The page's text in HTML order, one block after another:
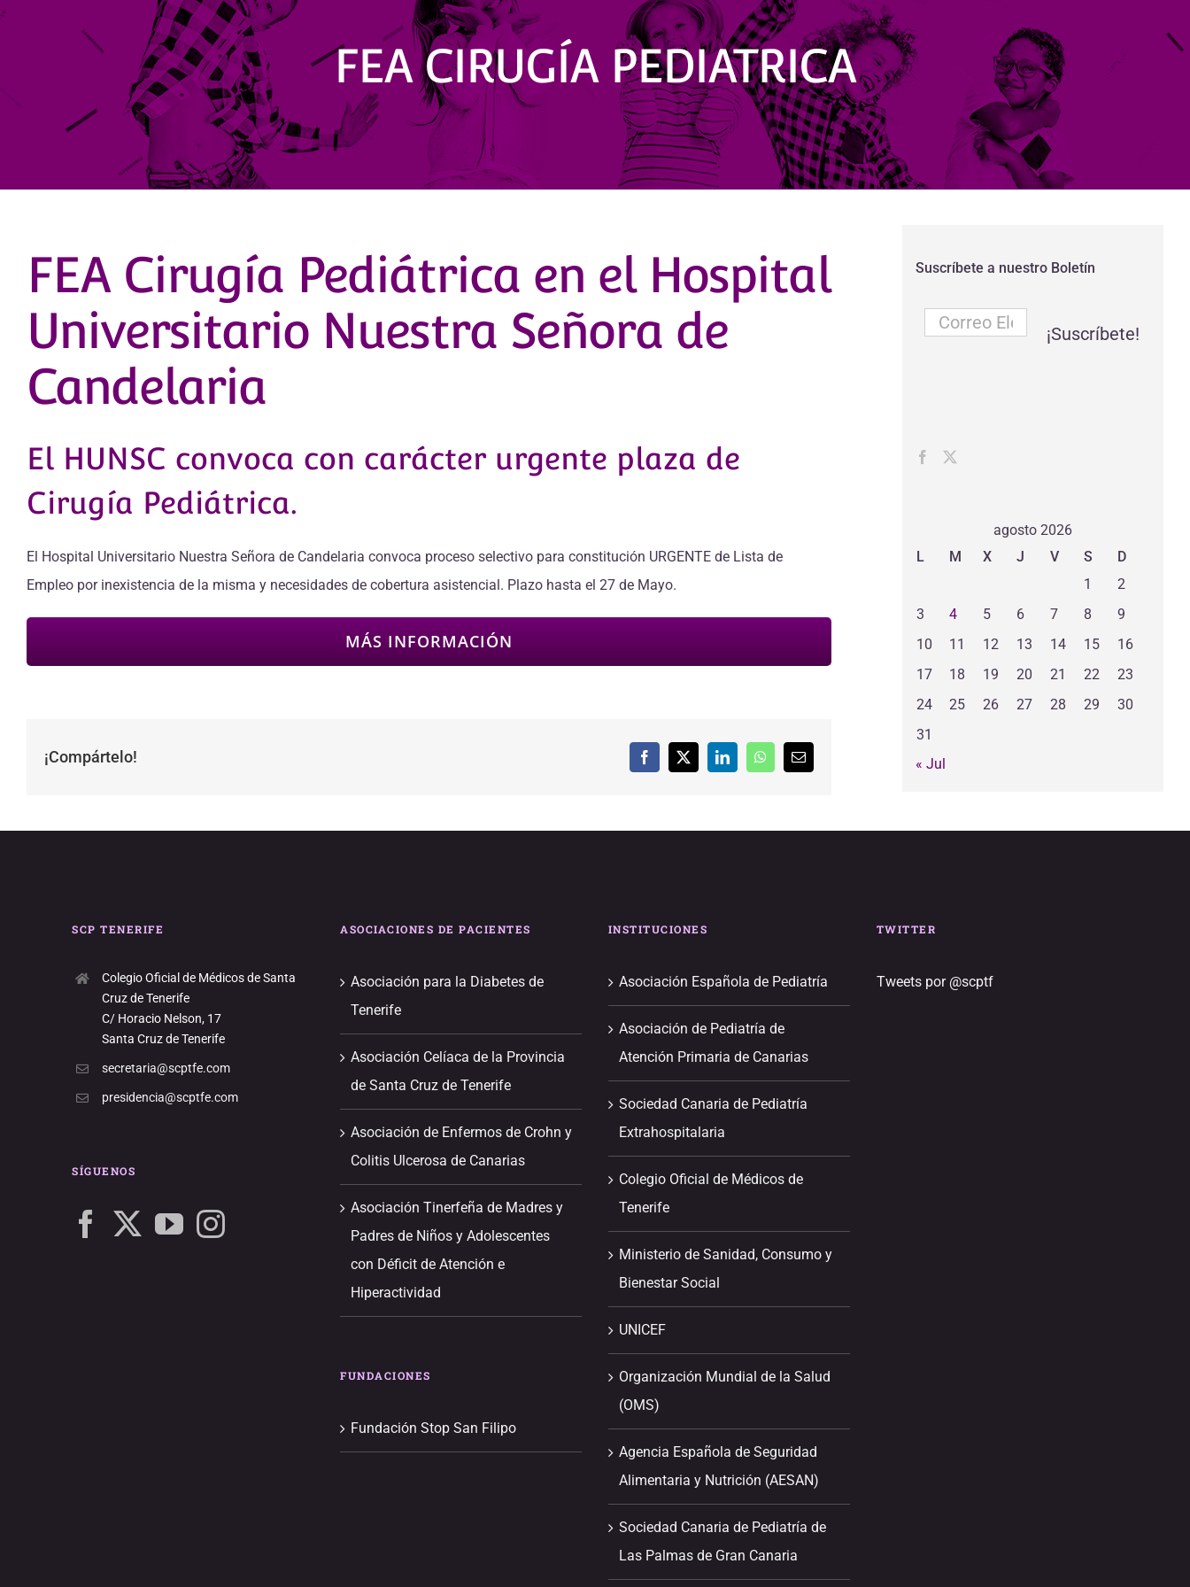
FEA CIRUGÍA PEDIATRICA
FEA Cirugía Pediátrica en el Hospital
Universitario Nuestra Señora de
Candelaria
El HUNSC convoca con carácter urgente plaza de
Cirugía Pediátrica.
El Hospital Universitario Nuestra Señora de Candelaria convoca proceso selectivo para constitución URGENTE de Lista de
Empleo por inexistencia de la misma y necesidades de cobertura asistencial. Plazo hasta el 27 de Mayo.
MÁS INFORMACIÓN
¡Compártelo! Facebook
X LinkedInWhatsAppCorreo
Suscríbete a nuestro Boletín
Correo
Electrónico
agosto 2026
L
M X J V S
D
1
2
3
4 5 6 7 8
9
10
11 12 13 14 15
16
17
18 19 20 21 22
23
24
25 26 27 28 29
30
31
« Jul
SCP TENERIFE
Colegio Oficial de Médicos de Santa
Cruz de Tenerife
C/ Horacio Nelson, 17
Santa Cruz de Tenerife
secretaria@scptfe.com
presidencia@scptfe.com
SÍGUENOS
ASOCIACIONES DE PACIENTES
Asociación para la Diabetes de
Tenerife
Asociación Celíaca de la Provincia
de Santa Cruz de Tenerife
Asociación de Enfermos de Crohn y
Colitis Ulcerosa de Canarias
Asociación Tinerfeña de Madres y
Padres de Niños y Adolescentes
con Déficit de Atención e
Hiperactividad
FUNDACIONES
Fundación Stop San Filipo
INSTITUCIONES
Asociación Española de Pediatría
Asociación de Pediatría de
Atención Primaria de Canarias
Sociedad Canaria de Pediatría
Extrahospitalaria
Colegio Oficial de Médicos de
Tenerife
Ministerio de Sanidad, Consumo y
Bienestar Social
UNICEF
Organización Mundial de la Salud
(OMS)
Agencia Española de Seguridad
Alimentaria y Nutrición (AESAN)
Sociedad Canaria de Pediatría de
Las Palmas de Gran Canaria
TWITTER
Tweets por @scptf